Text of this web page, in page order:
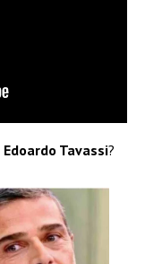
Edoardo Tavassi?